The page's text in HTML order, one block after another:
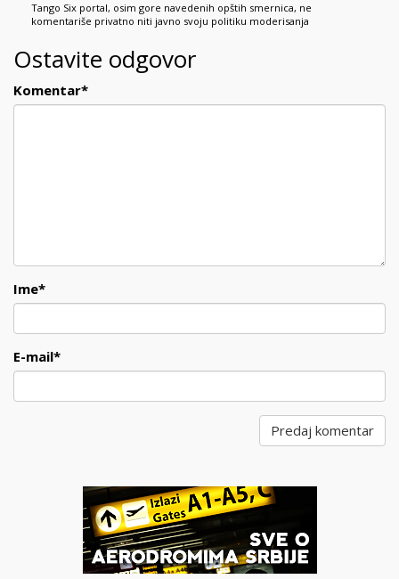
Tango Six portal, osim gore navedenih opštih smernica, ne
komentariše privatno niti javno svoju politiku moderisanja
Ostavite odgovor
Komentar*
Ime*
E-mail*